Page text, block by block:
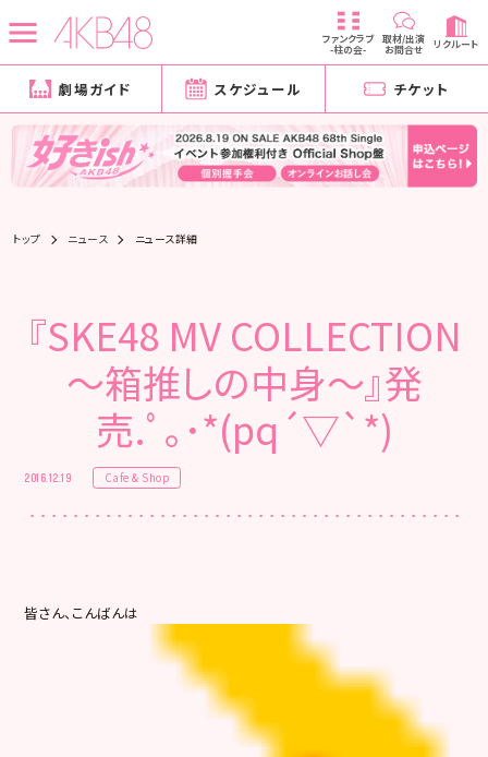
ファンクラブ
-柱の会-
取材/出演
お問合せ リクルート
劇場ガイド スケジュール チケット
トップ ニュース ニュース詳細
『SKE48 MV COLLECTION
～箱推しの中身～』発
売.ﾟ｡･*(pq´▽`*)
2016.12.19 Cafe & Shop
皆さん、こんばんは